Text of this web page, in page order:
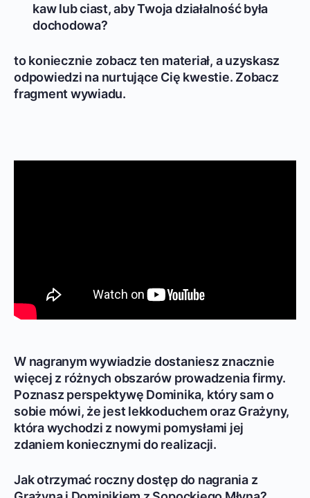
kaw lub ciast, aby Twoja działalność była
dochodowa?
to koniecznie zobacz ten materiał, a uzyskasz
odpowiedzi na nurtujące Cię kwestie. Zobacz
fragment wywiadu.
W nagranym wywiadzie dostaniesz znacznie
więcej z różnych obszarów prowadzenia firmy.
Poznasz perspektywę Dominika, który sam o
sobie mówi, że jest lekkoduchem oraz Grażyny,
która wychodzi z nowymi pomysłami jej
zdaniem koniecznymi do realizacji.
Jak otrzymać roczny dostęp do nagrania z